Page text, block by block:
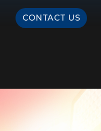
PRODUCT
CONTACT US